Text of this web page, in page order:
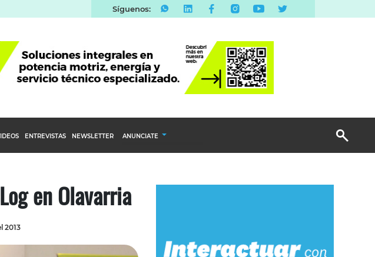
Síguenos:
ENTREVISTAS NEWSLETTER ANUNCIATE
Email Marketing
en Olavarria
2013